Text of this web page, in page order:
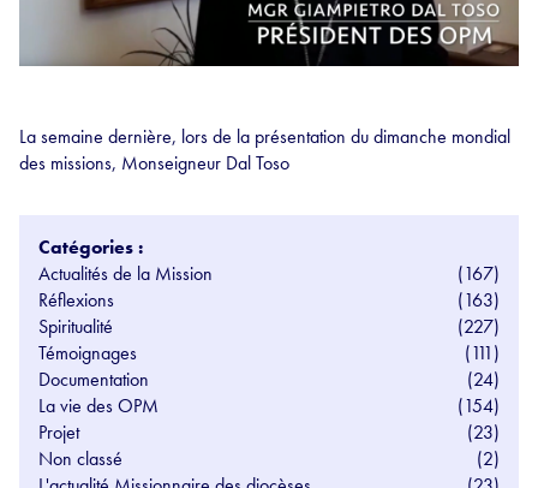
La semaine dernière, lors de la présentation du dimanche mondial
des missions, Monseigneur Dal Toso
Catégories :
Actualités de la Mission
(167)
Réflexions
(163)
Spiritualité
(227)
Témoignages
(111)
Documentation
(24)
La vie des OPM
(154)
Projet
(23)
Non classé
(2)